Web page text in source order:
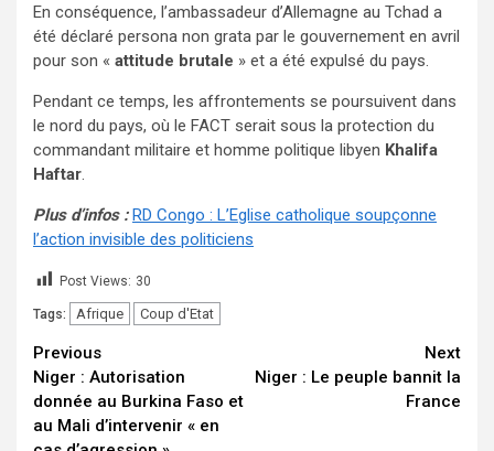
En conséquence, l’ambassadeur d’Allemagne au Tchad a
été déclaré persona non grata par le gouvernement en avril
pour son « attitude brutale » et a été expulsé du pays.
Pendant ce temps, les affrontements se poursuivent dans
le nord du pays, où le FACT serait sous la protection du
commandant militaire et homme politique libyen Khalifa
Haftar.
Plus d’infos :RD Congo : L’Eglise catholique soupçonne
l’action invisible des politiciens
Post Views: 30
Tags: Afrique Coup d'Etat
Continue
Reading
Previous
Niger : Autorisation
donnée au Burkina Faso et
au Mali d’intervenir « en
Next
Niger : Le peuple bannit la
France